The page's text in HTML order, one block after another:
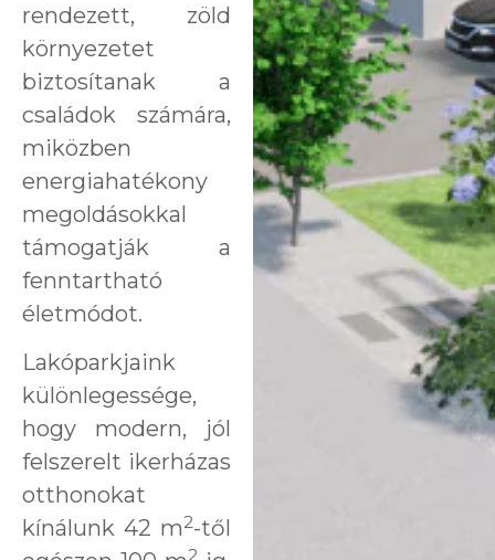
rendezett, zöld
környezetet
biztosítanak a
családok számára,
miközben
energiahatékony
megoldásokkal
támogatják a
fenntartható
életmódot.
Lakóparkjaink
különlegessége,
hogy modern, jól
felszerelt ikerházas
otthonokat
kínálunk 42 m2-től
2